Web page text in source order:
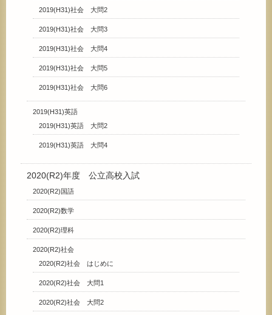
2019(H31)社会 大問2
2019(H31)社会 大問3
2019(H31)社会 大問4
2019(H31)社会 大問5
2019(H31)社会 大問6
2019(H31)英語
2019(H31)英語 大問2
2019(H31)英語 大問4
2020(R2)年度 公立高校入試
2020(R2)国語
2020(R2)数学
2020(R2)理科
2020(R2)社会
2020(R2)社会 はじめに
2020(R2)社会 大問1
2020(R2)社会 大問2